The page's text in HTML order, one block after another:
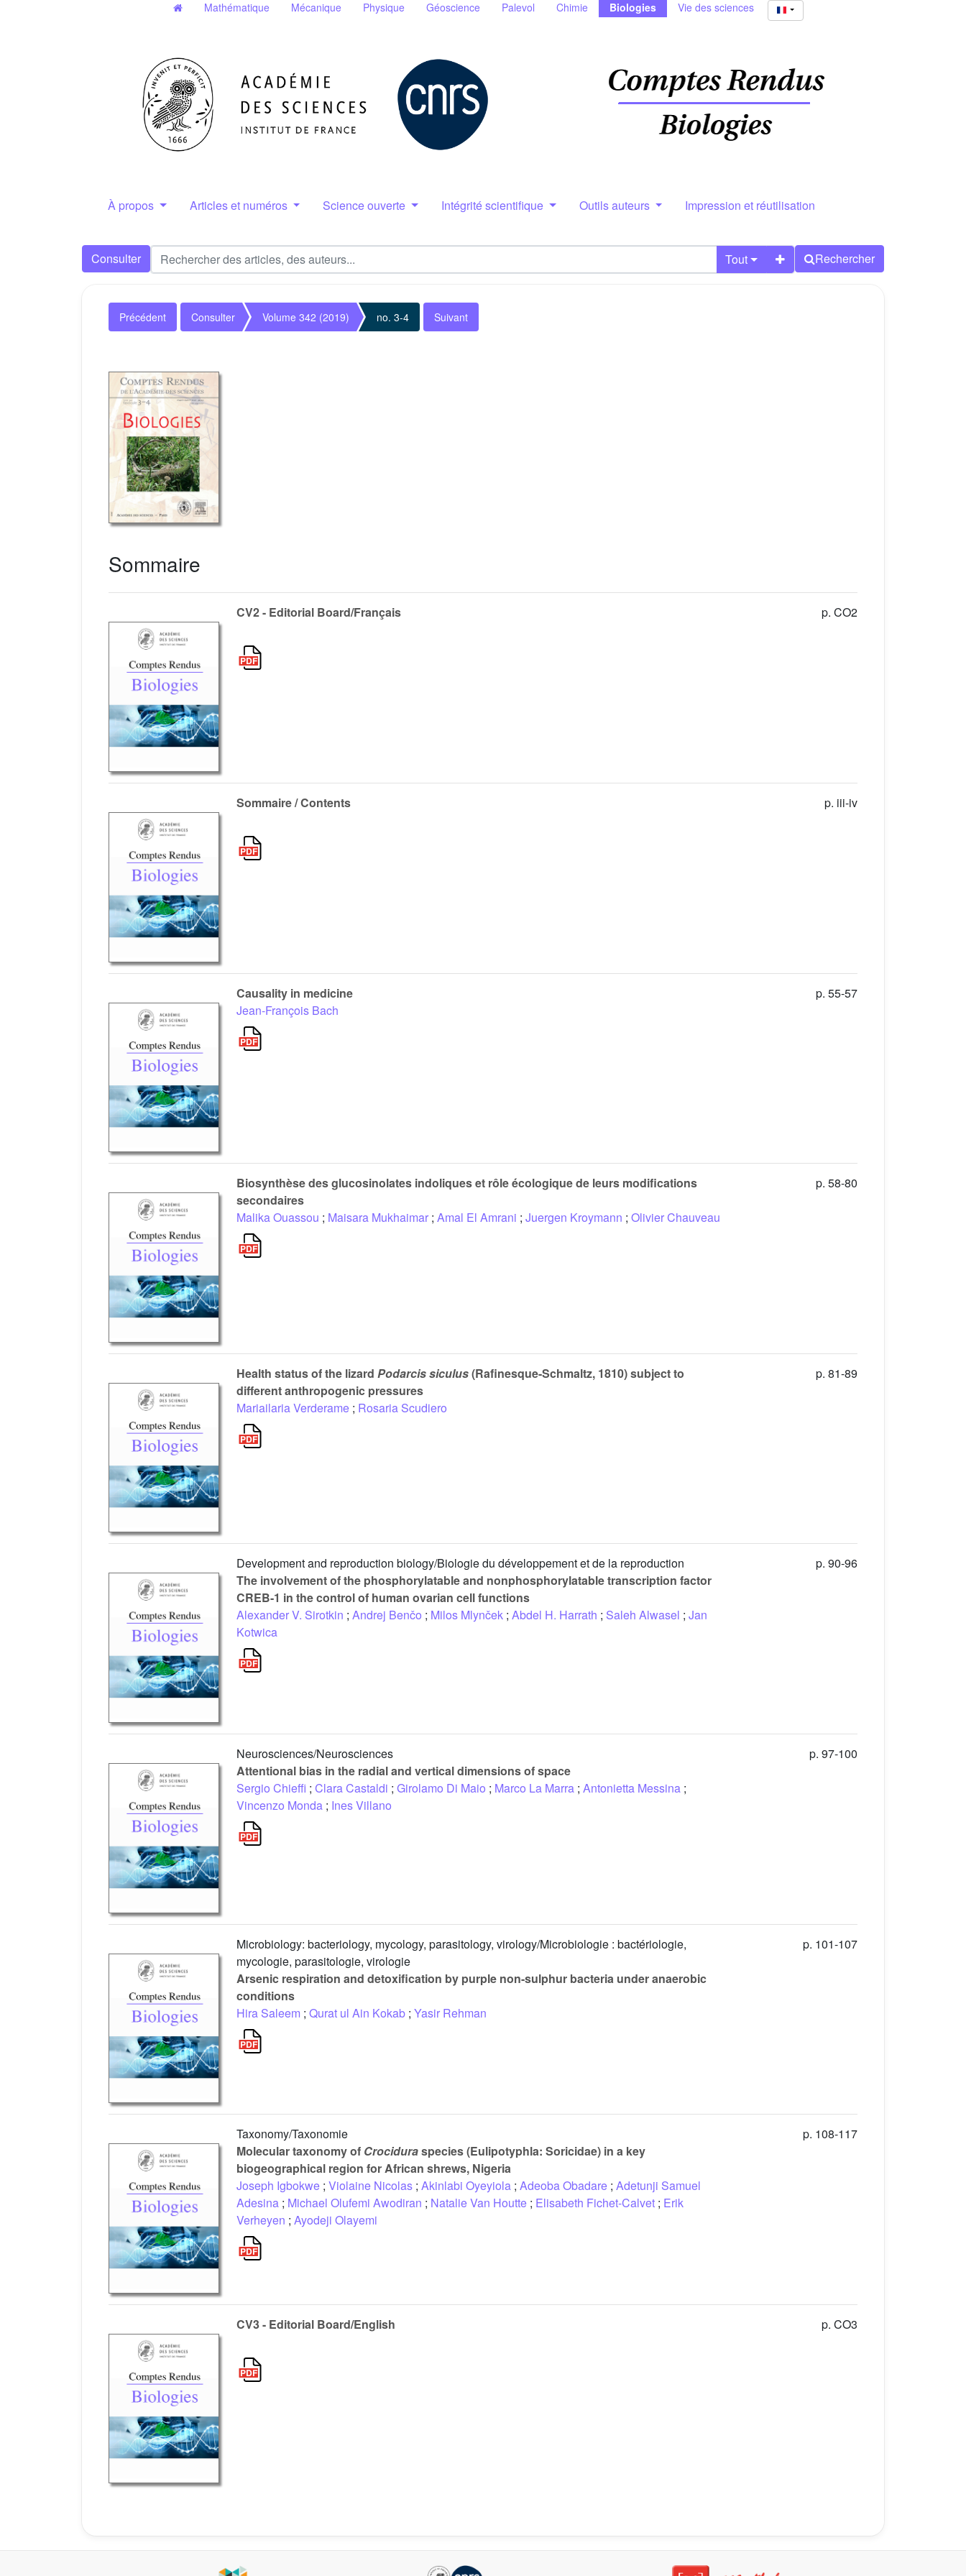
Mathématique Mécanique Physique Géoscience Palevol Chimie Biologies Vie des sciences
À propos Articles et numéros Science ouverte Intégrité scientifique Outils auteurs Impression et réutilisation
Consulter Tout Rechercher
Précédent Consulter Volume 342 (2019) no. 3-4 Suivant
Sommaire
CV2 - Editorial Board/Français p. CO2
Sommaire / Contents p. iii-iv
Causality in medicine
Jean-François Bach
p. 55-57
Biosynthèse des glucosinolates indoliques et rôle écologique de leurs modifications
secondaires
Malika Ouassou ; Maisara Mukhaimar ; Amal El Amrani ; Juergen Kroymann ; Olivier Chauveau
p. 58-80
Health status of the lizard Podarcis siculus(Rafinesque-Schmaltz, 1810) subject to
different anthropogenic pressures
Mariailaria Verderame ; Rosaria Scudiero
p. 81-89
Development and reproduction biology/Biologie du développement et de la reproduction
The involvement of the phosphorylatable and nonphosphorylatable transcription factor
CREB-1 in the control of human ovarian cell functions
Alexander V. Sirotkin ; Andrej Benčo ; Milos Mlynček ; Abdel H. Harrath ; Saleh Alwasel ; Jan
Kotwica
p. 90-96
Neurosciences/Neurosciences
Attentional bias in the radial and vertical dimensions of space
Sergio Chieffi ; Clara Castaldi ; Girolamo Di Maio ; Marco La Marra ; Antonietta Messina ;
Vincenzo Monda ; Ines Villano
p. 97-100
Microbiology: bacteriology, mycology, parasitology, virology/Microbiologie : bactériologie,
mycologie, parasitologie, virologie
Arsenic respiration and detoxification by purple non-sulphur bacteria under anaerobic
conditions
Hira Saleem ; Qurat ul Ain Kokab ; Yasir Rehman
p. 101-107
Taxonomy/Taxonomie
Molecular taxonomy of Crociduraspecies (Eulipotyphla: Soricidae) in a key
biogeographical region for African shrews, Nigeria
Joseph Igbokwe ; Violaine Nicolas ; Akinlabi Oyeyiola ; Adeoba Obadare ; Adetunji Samuel
Adesina ; Michael Olufemi Awodiran ; Natalie Van Houtte ; Elisabeth Fichet-Calvet ; Erik
Verheyen ; Ayodeji Olayemi
p. 108-117
CV3 - Editorial Board/English p. CO3